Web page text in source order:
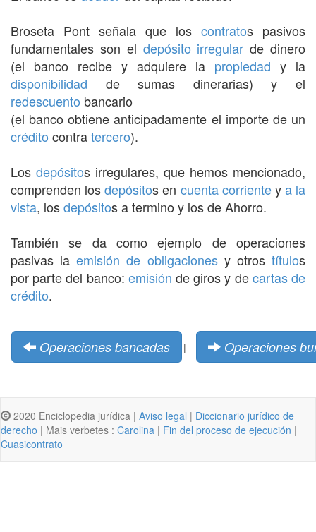
Broseta Pont señala que los contratos pasivos
fundamentales son el depósito irregular de dinero
(el banco recibe y adquiere la propiedad y la
disponibilidad de sumas dinerarias) y el
redescuento bancario
(el banco obtiene anticipadamente el importe de un
crédito contratercero).
Los depósitos irregulares, que hemos mencionado,
comprenden losdepósitos en cuenta corrienteya la
vista, losdepósitos a termino y los de Ahorro.
También se da como ejemplo de operaciones
pasivas laemisión de obligacionesy otrostítulos
por parte del banco: emisión de giros y decartas de
crédito.
Operaciones bancadas | Operaciones
2020 Enciclopedia jurídica | Aviso legal | Diccionario jurídico de
derecho | Mais verbetes : Carolina | Fin del proceso de ejecución |
Cuasicontrato